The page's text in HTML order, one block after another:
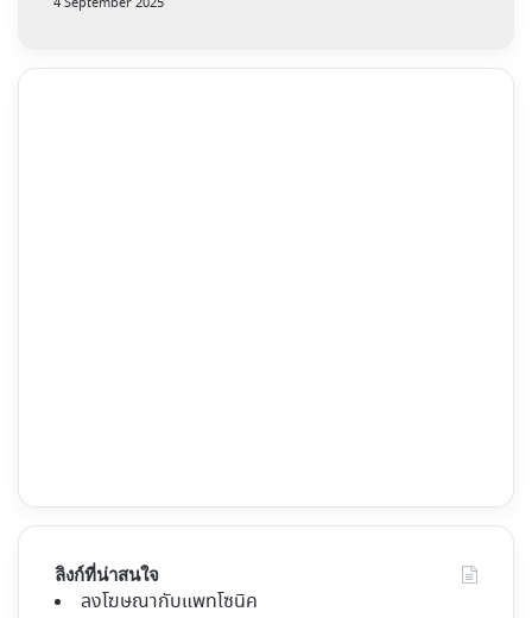
ลิงก์ที่น่าสนใจ
ลงโฆษณากับแพทโซนิค